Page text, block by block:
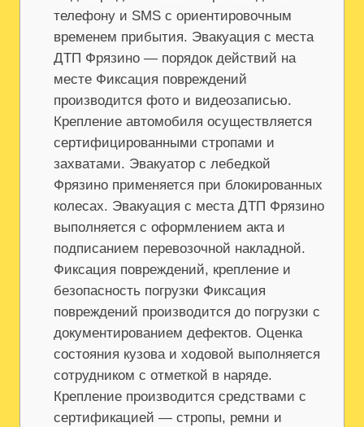
телефону и SMS с ориентировочным
временем прибытия. Эвакуация с места
ДТП Фрязино — порядок действий на
месте Фиксация повреждений
производится фото и видеозаписью.
Крепление автомобиля осуществляется
сертифицированными стропами и
захватами. Эвакуатор с лебедкой
Фрязино применяется при блокированных
колесах. Эвакуация с места ДТП Фрязино
выполняется с оформлением акта и
подписанием перевозочной накладной.
Фиксация повреждений, крепление и
безопасность погрузки Фиксация
повреждений производится до погрузки с
документированием дефектов. Оценка
состояния кузова и ходовой выполняется
сотрудником с отметкой в наряде.
Крепление производится средствами с
сертификацией — стропы, ремни и